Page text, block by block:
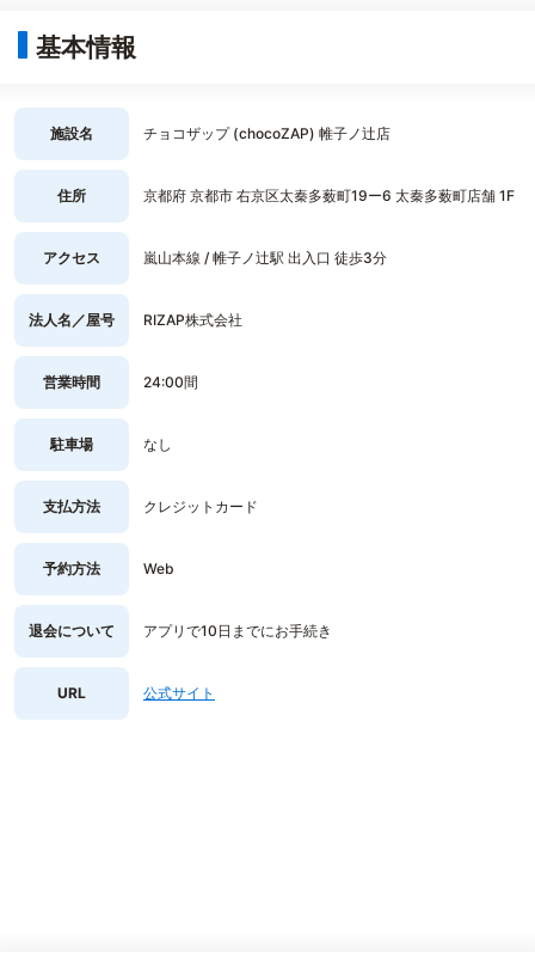
基本情報
施設名 チョコザップ (chocoZAP) 帷子ノ辻店
住所 京都府 京都市 右京区太秦多薮町19ー6 太秦多薮町店舗 1F
アクセス 嵐山本線 / 帷子ノ辻駅 出入口 徒歩3分
法人名／屋号 RIZAP株式会社
営業時間 24:00間
駐車場 なし
支払方法 クレジットカード
予約方法 Web
退会について アプリで10日までにお手続き
URL 公式サイト